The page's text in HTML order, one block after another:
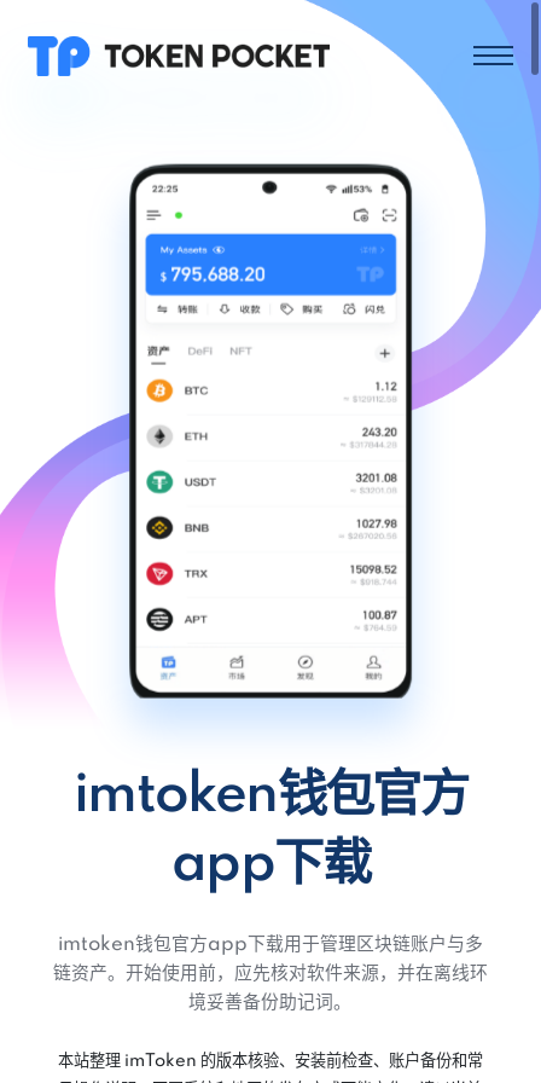
imtoken钱包官方
app下载
imtoken钱包官方app下载用于管理区块链账户与多
链资产。开始使用前，应先核对软件来源，并在离线环
境妥善备份助记词。
本站整理 imToken 的版本核验、安装前检查、账户备份和常